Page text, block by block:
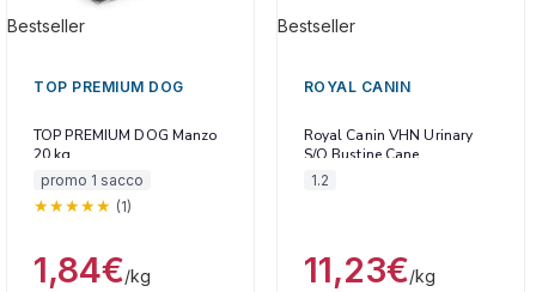
Bestseller
TOP PREMIUM DOG
TOP PREMIUM DOG Manzo
20 kg
promo 1 sacco
(1)
1,84€/kg
Bestseller
ROYAL CANIN
Royal Canin VHN Urinary
S/O Bustine Cane
1.2
11,23€/kg